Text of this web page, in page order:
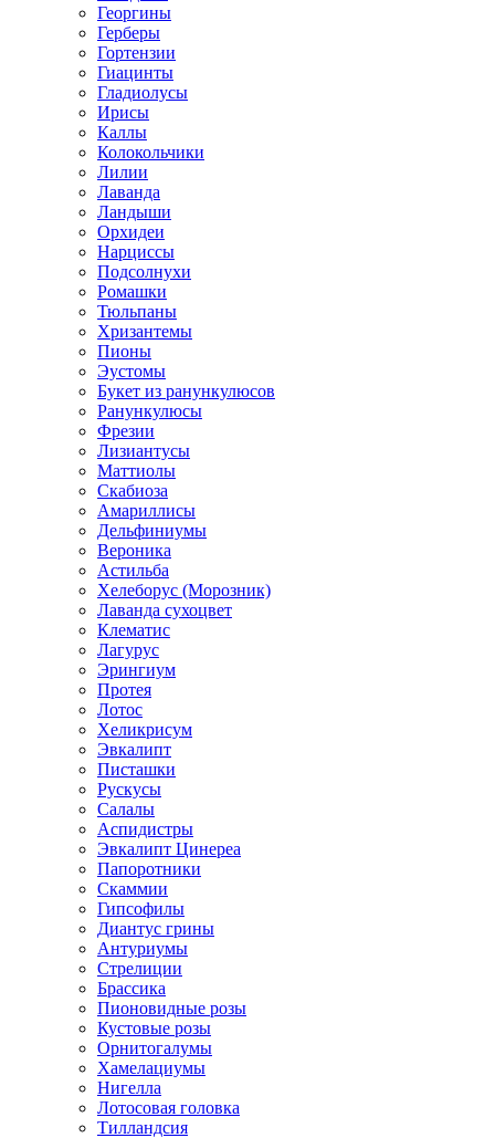
Георгины
Герберы
Гортензии
Гиацинты
Гладиолусы
Ирисы
Каллы
Колокольчики
Лилии
Лаванда
Ландыши
Орхидеи
Нарциссы
Подсолнухи
Ромашки
Тюльпаны
Хризантемы
Пионы
Эустомы
Букет из ранункулюсов
Ранункулюсы
Фрезии
Лизиантусы
Маттиолы
Скабиоза
Амариллисы
Дельфиниумы
Вероника
Астильба
Хелеборус (Морозник)
Лаванда сухоцвет
Клематис
Лагурус
Эрингиум
Протея
Лотос
Хеликрисум
Эвкалипт
Писташки
Рускусы
Салалы
Аспидистры
Эвкалипт Цинереа
Папоротники
Скаммии
Гипсофилы
Диантус грины
Антуриумы
Стрелиции
Брассика
Пионовидные розы
Кустовые розы
Орнитогалумы
Хамелациумы
Нигелла
Лотосовая головка
Тилландсия